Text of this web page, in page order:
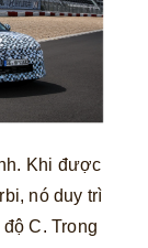
Khi được
nó duy trì
C. Trong